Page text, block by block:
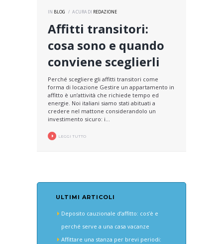
IN BLOG A CURA DI REDAZIONE
Affitti transitori:
cosa sono e quando
conviene sceglierli
Perché scegliere gli affitti transitori come
forma di locazione Gestire un appartamento in
affitto è un’attività che richiede tempo ed
energie. Noi italiani siamo stati abituati a
credere nel mattone considerandolo un
investimento sicuro: i...
LEGGI TUTTO
ULTIMI ARTICOLI
Deposito cauzionale d’affitto: cos’è e
perché serve a una casa vacanze
Affittare una stanza per brevi periodi: